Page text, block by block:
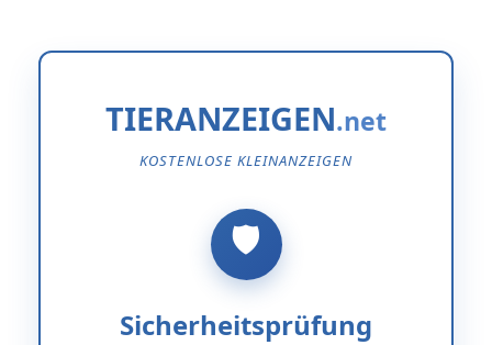
TIERANZEIGEN
KOSTENLOSE KLEINANZEIGEN
Sicherheitsprüfung